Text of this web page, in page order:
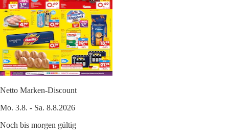
Netto Marken-Discount
Mo. 3.8. - Sa. 8.8.2026
Noch bis morgen gültig